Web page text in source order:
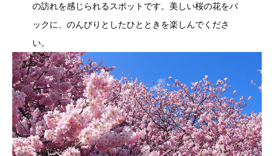
の訪れを感じられるスポットです。美しい桜の花をバ
ックに、のんびりとしたひとときを楽しんでくださ
い。